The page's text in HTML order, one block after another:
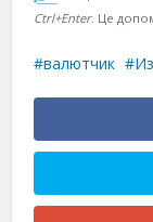
Ctrl+Enter. Це
валютчик